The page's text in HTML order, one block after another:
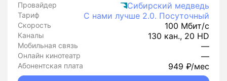
Провайдер Сибирский медведь
Тариф С нами лучше 2.0. Посуточный
Скорость 100 Мбит/с
Каналы 130 кан., 20 HD
Мобильная связь —
Онлайн кинотеатр —
Абонентская плата 949 ₽/мес